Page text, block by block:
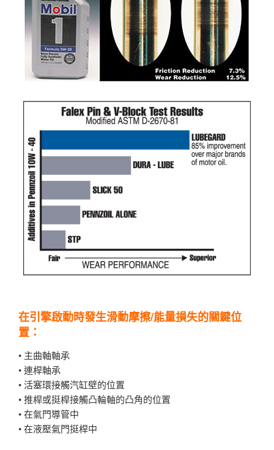
在引擎啟動時發生滑動摩擦/能量損失的關鍵位
置：
• 主曲軸軸承
• 連桿軸承
• 活塞環接觸汽缸壁的位置
• 推桿或挺桿接觸凸輪軸的凸角的位置
• 在氣門導管中
• 在液壓氣門挺桿中